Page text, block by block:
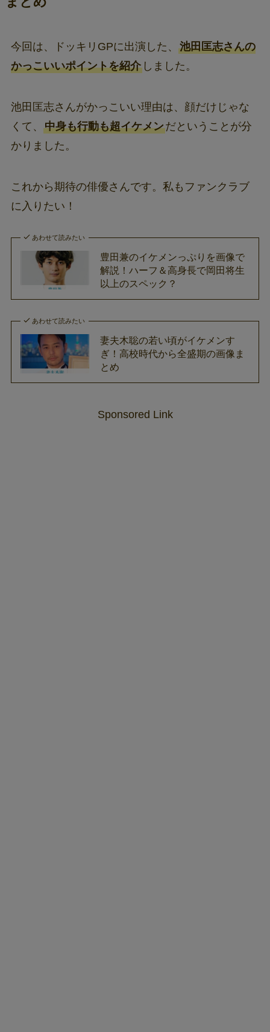
今回は、ドッキリGPに出演した、 池田匡志さんの
かっこいいポイントを紹介しました。
池田匡志さんがかっこいい理由は、顔だけじゃな
くて、 中身も行動も超イケメンだということが分
かりました。
これから期待の俳優さんです。私もファンクラブ
に入りたい！
あわせて読みたい
豊田兼のイケメンっぷりを画像で
解説！ハーフ＆高身長で岡田将生
以上のスペック？
あわせて読みたい
妻夫木聡の若い頃がイケメンす
ぎ！高校時代から全盛期の画像ま
とめ
Sponsored Link